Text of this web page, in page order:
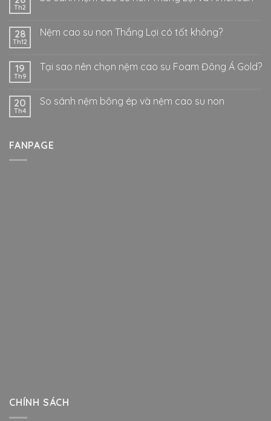
Th2
28
Th12
Nệm cao su non Thắng Lợi có tốt không?
19
Th9
Tại sao nên chọn nệm cao su Foam Đông Á Gold?
20
Th4
So sánh nệm bông ép và nệm cao su non
FANPAGE
CHÍNH SÁCH